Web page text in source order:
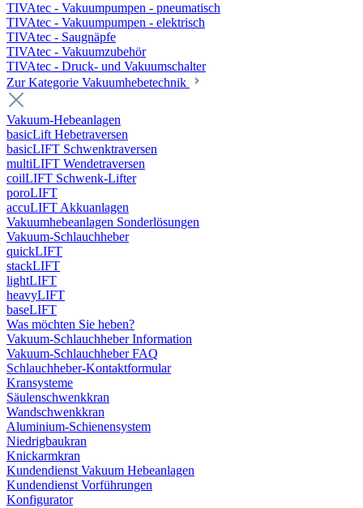
TIVAtec - Vakuumpumpen - pneumatisch
TIVAtec - Vakuumpumpen - elektrisch
TIVAtec - Saugnäpfe
TIVAtec - Vakuumzubehör
TIVAtec - Druck- und Vakuumschalter
Zur Kategorie Vakuumhebetechnik
Vakuum-Hebeanlagen
basicLift Hebetraversen
basicLIFT Schwenktraversen
multiLIFT Wendetraversen
coilLIFT Schwenk-Lifter
poroLIFT
accuLIFT Akkuanlagen
Vakuumhebeanlagen Sonderlösungen
Vakuum-Schlauchheber
quickLIFT
stackLIFT
lightLIFT
heavyLIFT
baseLIFT
Was möchten Sie heben?
Vakuum-Schlauchheber Information
Vakuum-Schlauchheber FAQ
Schlauchheber-Kontaktformular
Kransysteme
Säulenschwenkkran
Wandschwenkkran
Aluminium-Schienensystem
Niedrigbaukran
Knickarmkran
Kundendienst Vakuum Hebeanlagen
Kundendienst Vorführungen
Konfigurator